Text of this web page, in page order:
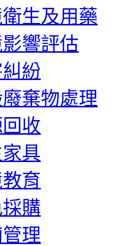
生及用藥
響評估
紛
棄物處理
收
具
育
購
理